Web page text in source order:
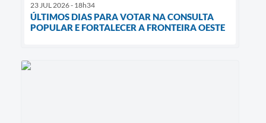
23 JUL 2026 - 18h34
ÚLTIMOS DIAS PARA VOTAR NA CONSULTA
POPULAR E FORTALECER A FRONTEIRA OESTE